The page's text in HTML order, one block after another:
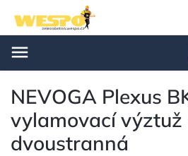
NEVOGA Plexus
vylamovací výztuž
dvoustranná